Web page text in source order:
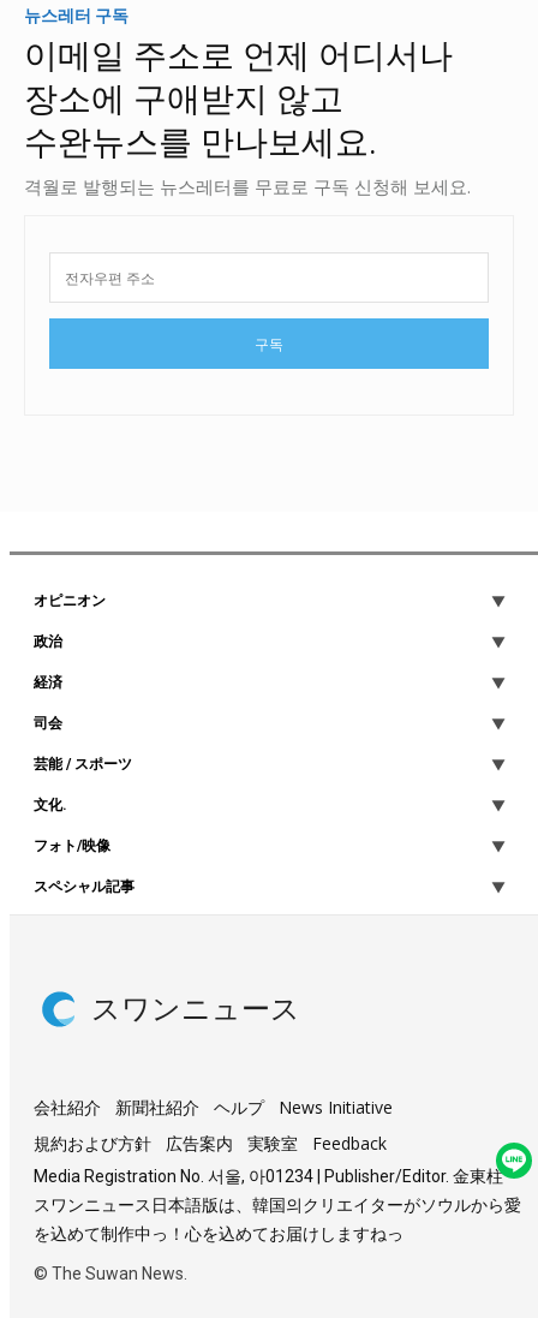
뉴스레터 구독
이메일 주소로 언제 어디서나
장소에 구애받지 않고
수완뉴스를 만나보세요.
격월로 발행되는 뉴스레터를 무료로 구독 신청해 보세요.
구독
オピニオン
政治
経済
司会
芸能 / スポーツ
文化.
フォト/映像
スペシャル記事
スワンニュース
会社紹介 新聞社紹介 ヘルプ
News Initiative
規約および方針
広告案内 実験室 Feedback
Media Registration No. 서울, 아01234 | Publisher/Editor. 金東柱
スワンニュース日本語版は、韓国의クリエイターがソウルから愛
を込めて制作中っ！心を込めてお届けしますねっ
© The Suwan News.